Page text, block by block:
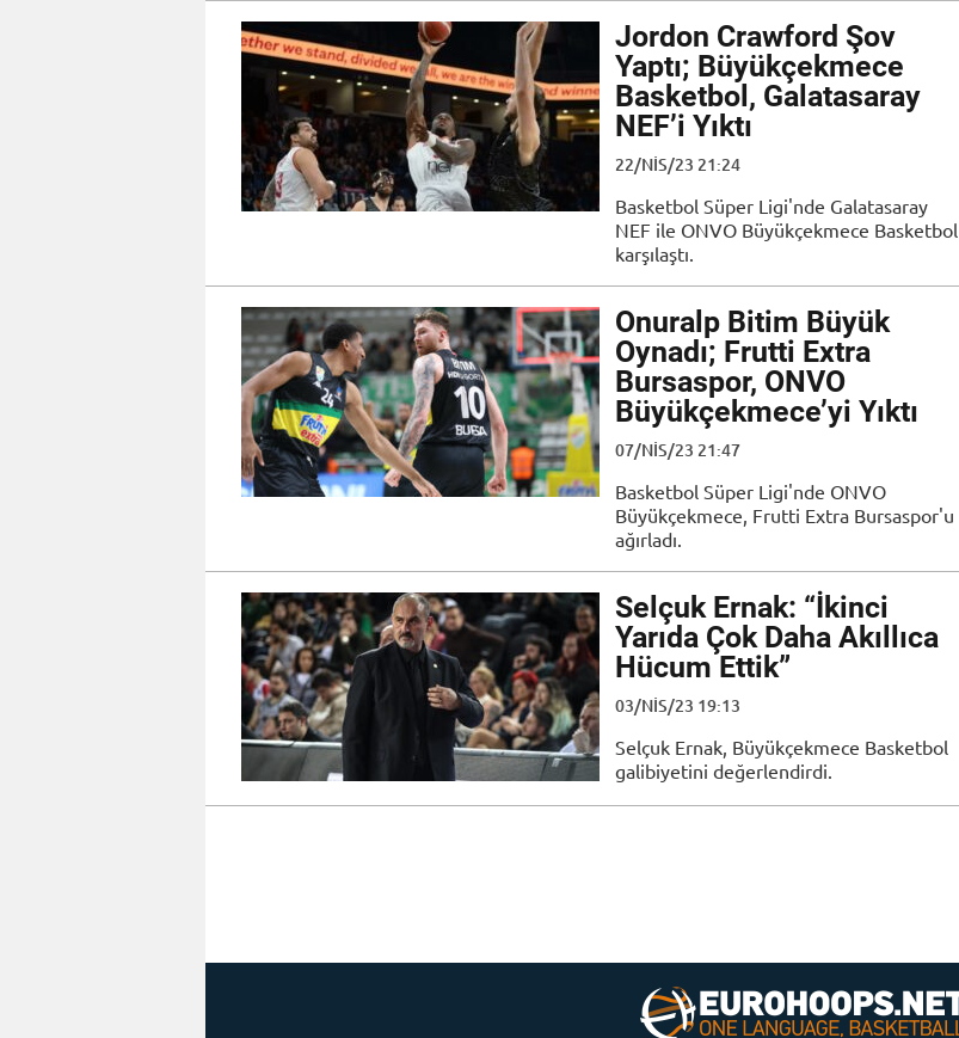
Jordon Crawford Şov
Yaptı; Büyükçekmece
Basketbol, Galatasaray
NEF’i Yıktı
22/NIS/23 21:24
Basketbol Süper Ligi'nde Galatasaray
NEF ile ONVO Büyükçekmece Basketbol
karşılaştı.
Onuralp Bitim Büyük
Oynadı; Frutti Extra
Bursaspor, ONVO
Büyükçekmece’yi Yıktı
07/NIS/23 21:47
Basketbol Süper Ligi'nde ONVO
Büyükçekmece, Frutti Extra Bursaspor'u
ağırladı.
Selçuk Ernak: “İkinci
Yarıda Çok Daha Akıllıca
Hücum Ettik”
03/NIS/23 19:13
Selçuk Ernak, Büyükçekmece Basketbol
galibiyetini değerlendirdi.